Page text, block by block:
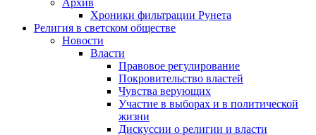
Архив
Хроники фильтрации Рунета
Религия в светском обществе
Новости
Власти
Правовое регулирование
Покровительство властей
Чувства верующих
Участие в выборах и в политической
жизни
Дискуссии о религии и власти